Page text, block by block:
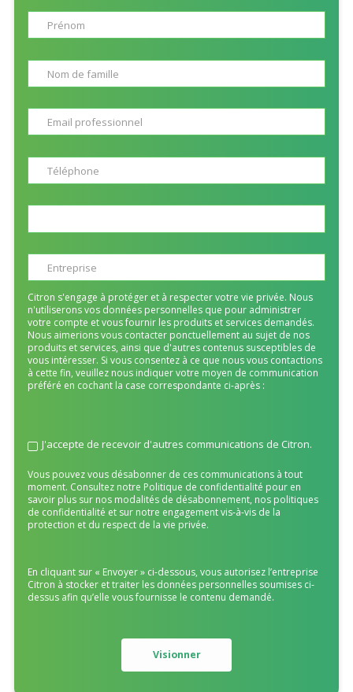
Citron s'engage à protéger et à respecter votre vie privée. Nous
n'utiliserons vos données personnelles que pour administrer
votre compte et vous fournir les produits et services demandés.
Nous aimerions vous contacter ponctuellement au sujet de nos
produits et services, ainsi que d'autres contenus susceptibles de
vous intéresser. Si vous consentez à ce que nous vous contactions
à cette fin, veuillez nous indiquer votre moyen de communication
préféré en cochant la case correspondante ci-après :
J'accepte de recevoir d'autres communications de Citron.
Vous pouvez vous désabonner de ces communications à tout
moment. Consultez notre Politique de confidentialité pour en
savoir plus sur nos modalités de désabonnement, nos politiques
de confidentialité et sur notre engagement vis-à-vis de la
protection et du respect de la vie privée.
En cliquant sur « Envoyer » ci-dessous, vous autorisez l’entreprise
Citron à stocker et traiter les données personnelles soumises ci-
dessus afin qu’elle vous fournisse le contenu demandé.